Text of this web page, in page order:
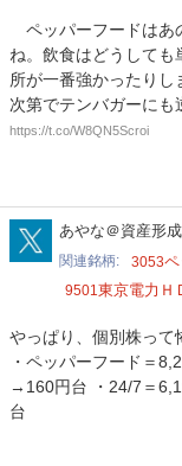
ペッパーフードはあ
ね。飲食はどうしても
所が一番強かったり
次第でテンバガーに
https://t.co/W8QN5Scroi
ayanayan8888
あやな＠資産形
関連銘柄
3053
9501東京電力Ｈ
やっぱり、個別株っ
・ペッパーフード＝
→160円台 ・24/7＝
台